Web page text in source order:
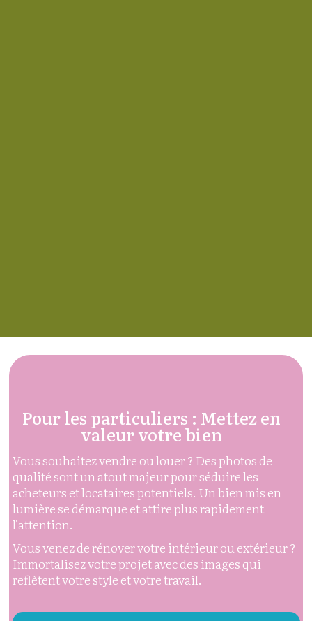
Pour les particuliers : Mettez en
valeur votre bien
Vous souhaitez vendre ou louer ? Des photos de
qualité sont un atout majeur pour séduire les
acheteurs et locataires potentiels. Un bien mis en
lumière se démarque et attire plus rapidement
l’attention.
Vous venez de rénover votre intérieur ou extérieur ?
Immortalisez votre projet avec des images qui
reflètent votre style et votre travail.